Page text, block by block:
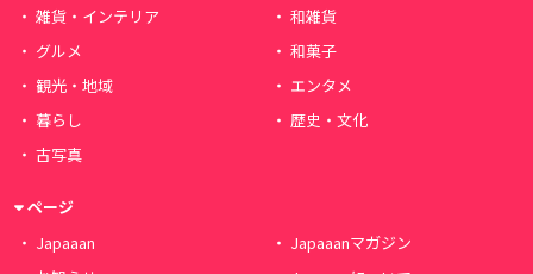
雑貨・インテリア
和雑貨
グルメ
和菓子
観光・地域
エンタメ
暮らし
歴史・文化
古写真
ページ
Japaaan
Japaaanマガジン